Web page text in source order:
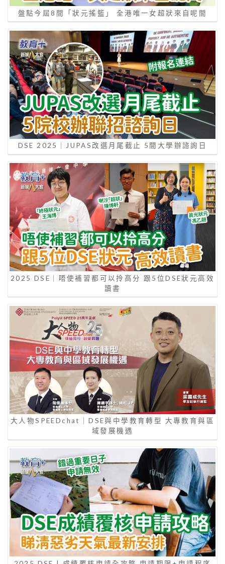
盤點今屆8間「狀元搖籃」 全港唯一女超狀來自呢間
DSE 2025｜JUPAS改選月尾截止 5間大學辦諮詢日
2025 DSE｜唔使補習都可以拎高分 跟5位DSE狀元高效
讀書
大人物SPEEDchat｜DSE與中學教育轉型 大專教育與區
域發展機遇